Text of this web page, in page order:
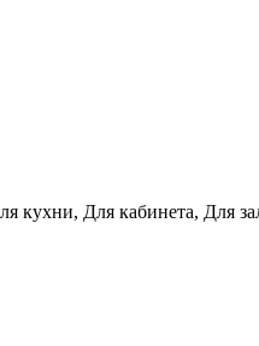
кухни, Для кабинета, Для